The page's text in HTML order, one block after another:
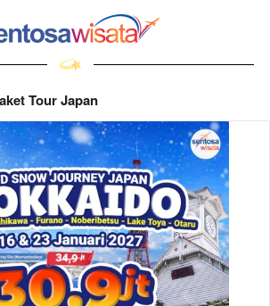
Tour Japan